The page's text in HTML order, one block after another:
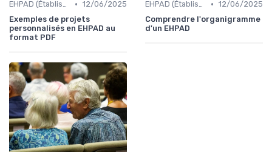
EHPAD (Établissements d'Hébergement pour Personnes Âgées Dépendantes) • 12/06/2025
Exemples de projets
personnalisés en EHPAD au
format PDF
EHPAD (Établissements d'Hébergement pour Personnes Âgées Dépendantes) • 12/06/2025
Comprendre l'organigramme
d'un EHPAD